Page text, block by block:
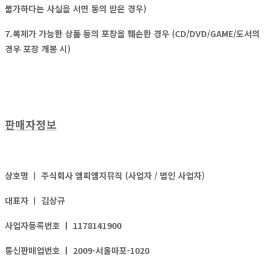
불가하다는 사실을 서면 동의 받은 경우)
7.복제가 가능한 상품 등의 포장을 훼손한 경우 (CD/DVD/GAME/도서의
경우 포장 개봉 시)
판매자정보
상호명 ㅣ 주식회사 엠피엠지뮤직 (사업자 / 법인 사업자)
대표자 ㅣ 김상규
사업자등록번호 ㅣ 1178141900
통신판매업번호 ㅣ 2009-서울마포-1020